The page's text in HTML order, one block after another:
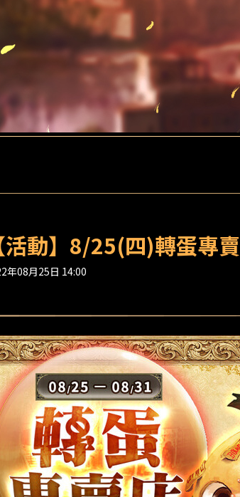
活動】8/25(四)轉蛋專
年08月25日 14:00